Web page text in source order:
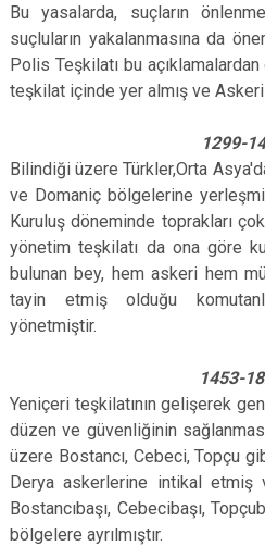
Bu yasalarda, suçların
suçluların yakalanmasına da
Polis Teşkilatı bu
teşkilat içinde yer almış ve
1299-
Bilindiği üzere Türkler,Orta
ve Domaniç bölgelerine
Kuruluş döneminde toprakları
yönetim teşkilatı da ona göre
bulunan bey, hem askeri hem
tayin etmiş olduğu
yönetmiştir.
1453-
Yeniçeri teşkilatının gelişerek
düzen ve güvenliğinin
üzere Bostancı, Cebeci, Topçu
Derya askerlerine intikal etmiş
Bostancıbaşı, Cebecibaşı,
bölgelere ayrılmıştır.